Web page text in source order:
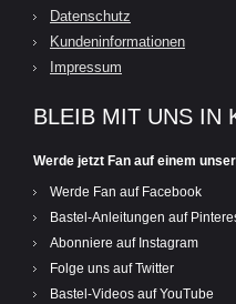
Datenschutz
Kundeninformationen
Impressum
BLEIB MIT UNS IN
Werde jetzt Fan auf einem
Werde Fan auf Facebook
Bastel-Anleitungen auf
Abonniere auf Instagram
Folge uns auf Twitter
Bastel-Videos auf YouTube